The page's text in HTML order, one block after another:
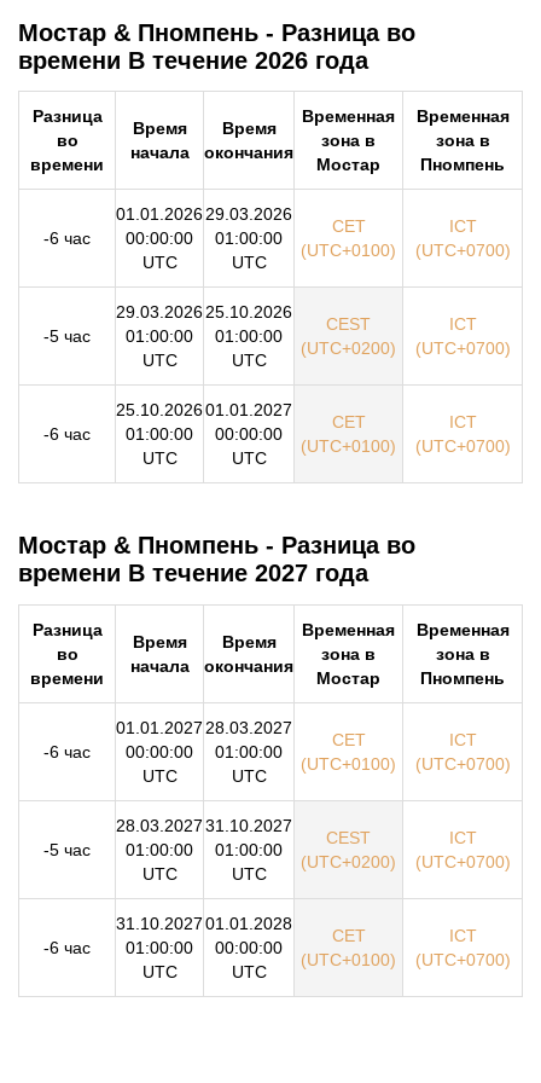
Мостар & Пномпень - Разница во
времени В течение 2026 года
Разница
во
времени
Время
начала
Время
окончания
Временная
зона в
Мостар
Временная
зона в
Пномпень
-6 час
01.01.2026
00:00:00
UTC
29.03.2026
01:00:00
UTC
CET
(UTC+0100)
ICT
(UTC+0700)
-5 час
29.03.2026
01:00:00
UTC
25.10.2026
01:00:00
UTC
CEST
(UTC+0200)
ICT
(UTC+0700)
-6 час
25.10.2026
01:00:00
UTC
01.01.2027
00:00:00
UTC
CET
(UTC+0100)
ICT
(UTC+0700)
Мостар & Пномпень - Разница во
времени В течение 2027 года
Разница
во
времени
Время
начала
Время
окончания
Временная
зона в
Мостар
Временная
зона в
Пномпень
-6 час
01.01.2027
00:00:00
UTC
28.03.2027
01:00:00
UTC
CET
(UTC+0100)
ICT
(UTC+0700)
-5 час
28.03.2027
01:00:00
UTC
31.10.2027
01:00:00
UTC
CEST
(UTC+0200)
ICT
(UTC+0700)
-6 час
31.10.2027
01:00:00
UTC
01.01.2028
00:00:00
UTC
CET
(UTC+0100)
ICT
(UTC+0700)